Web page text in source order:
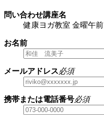
問い合わせ講座名
健康ヨガ教室 金曜午前
お名前
メールアドレス必須
携帯または電話番号必須